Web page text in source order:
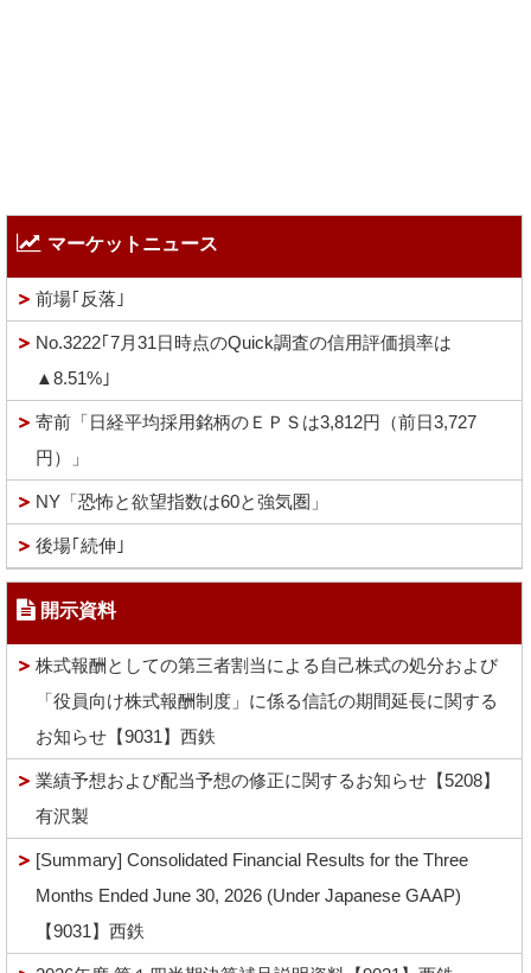
マーケットニュース
前場｢反落｣
No.3222｢7月31日時点のQuick調査の信用評価損率は
▲8.51%｣
寄前「日経平均採用銘柄のＥＰＳは3,812円（前日3,727
円）」
NY「恐怖と欲望指数は60と強気圏」
後場｢続伸｣
開示資料
株式報酬としての第三者割当による自己株式の処分および
「役員向け株式報酬制度」に係る信託の期間延長に関する
お知らせ【9031】西鉄
業績予想および配当予想の修正に関するお知らせ【5208】
有沢製
[Summary] Consolidated Financial Results for the Three
Months Ended June 30, 2026 (Under Japanese GAAP)
【9031】西鉄